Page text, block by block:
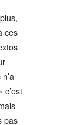
ces
c’est
pas